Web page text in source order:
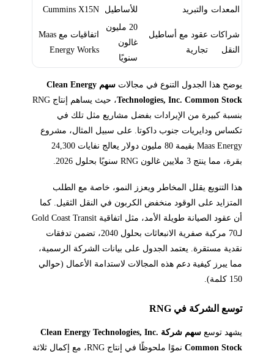
المعدات
والتبريد
للأساطيل
Cummins X15N
شراكات
النقل
عقود مع أساطيل
تجارية
20 مليون
غالون
سنويًا
اتفاقيات مع Maas
Energy Works
يوضح هذا الجدول التنوع في مجالات
سهم Clean Energy
Technologies, Inc. Common Stock
، حيث يساهم إنتاج RNG
بنسبة كبيرة من الإيرادات بفضل مشاريع مثل تلك في
تكساس ودايريات جنوب داكوتا. على سبيل المثال، مشروع
Maas Energy بقيمة 80 مليون دولار يعالج نفايات 24,300
بقرة، مما ينتج 3 ملايين غالون RNG سنويًا بحلول 2026.
هذا التنويع يقلل المخاطر ويعزز النمو، خاصة مع الطلب
المتزايد على الوقود منخفض الكربون في النقل الثقيل. كما
أن عقود الصيانة طويلة الأمد، مثل اتفاقية Gold Coast Transit
لـ70 مركبة صفرية الانبعاثات بحلول 2040، تضمن تدفقات
نقدية مستقرة. يعتمد الجدول على بيانات الشركة الرسمية،
مما يبرز كيفية دعم هذه المجالات لاستدامة الأعمال (حوالي
150 كلمة).
توسع الشركة في RNG
يشهد توسع
سهم شركة Clean Energy Technologies, Inc.
Common Stock
نموًا ملحوظًا في إنتاج RNG، مع إكمال ثلاثة